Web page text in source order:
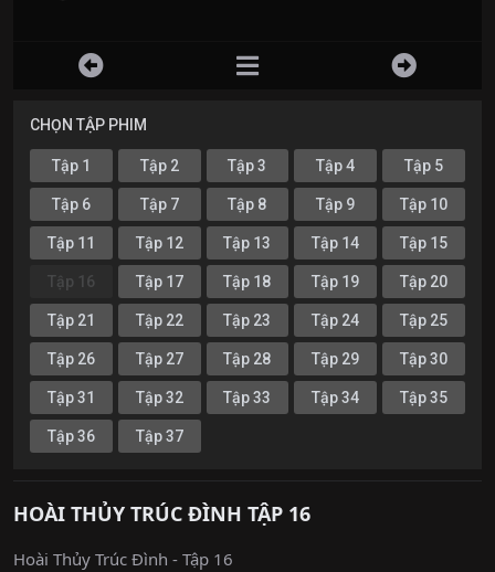
CHỌN TẬP PHIM
Tập 1 Tập 2 Tập 3 Tập 4 Tập 5
Tập 6 Tập 7 Tập 8 Tập 9 Tập 10
Tập 11 Tập 12 Tập 13 Tập 14 Tập 15
Tập 16 Tập 17 Tập 18 Tập 19 Tập 20
Tập 21 Tập 22 Tập 23 Tập 24 Tập 25
Tập 26 Tập 27 Tập 28 Tập 29 Tập 30
Tập 31 Tập 32 Tập 33 Tập 34 Tập 35
Tập 36 Tập 37
HOÀI THỦY TRÚC ĐÌNH TẬP 16
Hoài Thủy Trúc Đình - Tập 16